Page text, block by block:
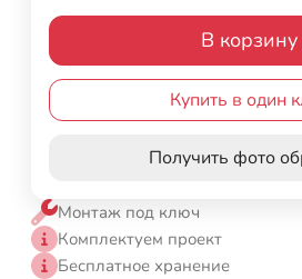
В корзину
Купить в один
Получить фото
Монтаж под ключ
Комплектуем проект
Бесплатное хранение